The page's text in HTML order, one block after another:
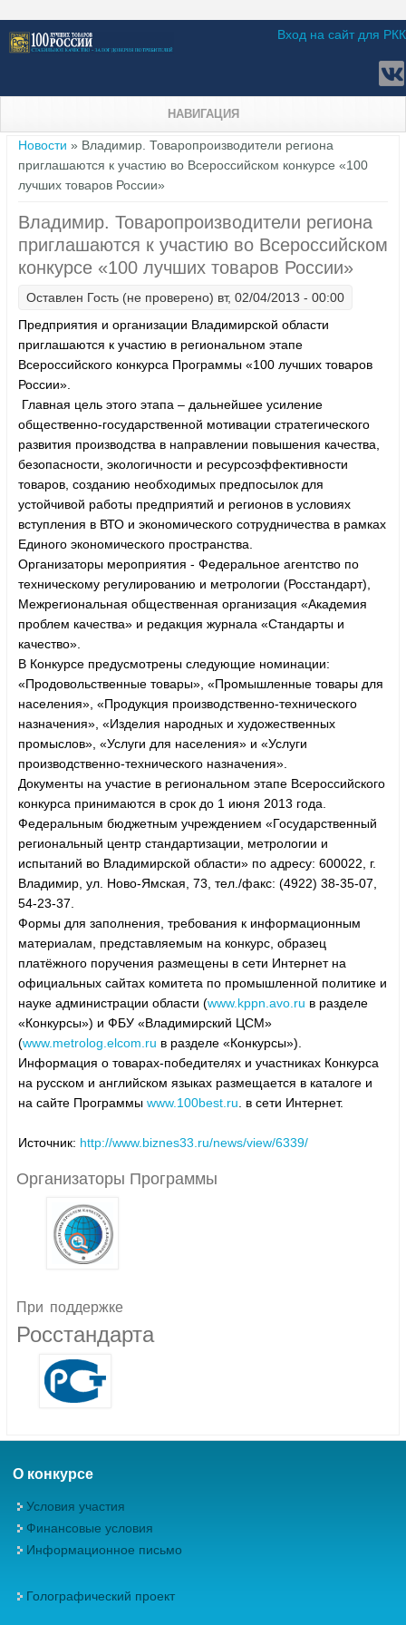
Вход на сайт для РКК
НАВИГАЦИЯ
Вы здесь
Новости » Владимир. Товаропроизводители региона
приглашаются к участию во Всероссийском конкурсе «100
лучших товаров России»
Владимир. Товаропроизводители региона
приглашаются к участию во Всероссийском
конкурсе «100 лучших товаров России»
Оставлен Гость (не проверено) вт, 02/04/2013 - 00:00
Предприятия и организации Владимирской области
приглашаются к участию в региональном этапе
Всероссийского конкурса Программы «100 лучших товаров
России».
Главная цель этого этапа – дальнейшее усиление
общественно-государственной мотивации стратегического
развития производства в направлении повышения качества,
безопасности, экологичности и ресурсоэффективности
товаров, созданию необходимых предпосылок для
устойчивой работы предприятий и регионов в условиях
вступления в ВТО и экономического сотрудничества в рамках
Единого экономического пространства.
Организаторы мероприятия - Федеральное агентство по
техническому регулированию и метрологии (Росстандарт),
Межрегиональная общественная организация «Академия
проблем качества» и редакция журнала «Стандарты и
качество».
В Конкурсе предусмотрены следующие номинации:
«Продовольственные товары», «Промышленные товары для
населения», «Продукция производственно-технического
назначения», «Изделия народных и художественных
промыслов», «Услуги для населения» и «Услуги
производственно-технического назначения».
Документы на участие в региональном этапе Всероссийского
конкурса принимаются в срок до 1 июня 2013 года.
Федеральным бюджетным учреждением «Государственный
региональный центр стандартизации, метрологии и
испытаний во Владимирской области» по адресу: 600022, г.
Владимир, ул. Ново-Ямская, 73, тел./факс: (4922) 38-35-07,
54-23-37.
Формы для заполнения, требования к информационным
материалам, представляемым на конкурс, образец
платёжного поручения размещены в сети Интернет на
официальных сайтах комитета по промышленной политике и
науке администрации области (www.kppn.avo.ru в разделе
«Конкурсы») и ФБУ «Владимирский ЦСМ»
(www.metrolog.elcom.ru в разделе «Конкурсы»).
Информация о товарах-победителях и участниках Конкурса
на русском и английском языках размещается в каталоге и
на сайте Программы www.100best.ru. в сети Интернет.
Источник: http://www.biznes33.ru/news/view/6339/
Организаторы Программы
При поддержке
Росстандарта
О конкурсе
Условия участия
Финансовые условия
Информационное письмо
Голографический проект